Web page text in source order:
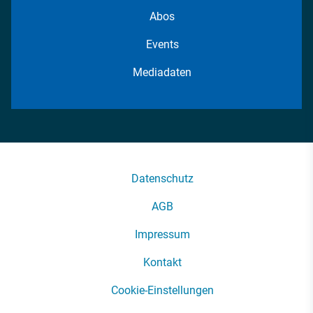
Abos
Events
Mediadaten
Datenschutz
AGB
Impressum
Kontakt
Cookie-Einstellungen